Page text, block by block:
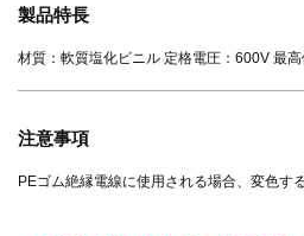
製品特長
材質：軟質塩化ビニル 定格電圧：600V 最
注意事項
PEゴム絶縁電線に使用される場合、変色す